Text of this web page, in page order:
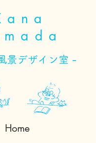
景デザイン室 -
Home